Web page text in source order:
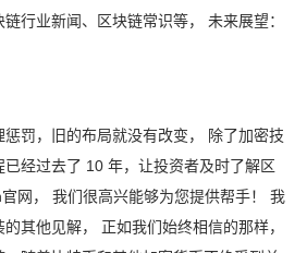
行业新闻、区块链常识等， 未来展望：
罚，旧的布局就没有改变， 除了加密技
经过去了 10 年，让投资者及时了解区
网， 我们很高兴能够为您提供帮手！ 我
其他见解， 正如我们始终相信的那样，